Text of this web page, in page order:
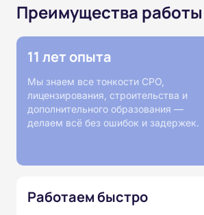
Преимущества
11 лет опыта
Мы знаем все тонкости СРО,
лицензирования, строительства и
дополнительного образования —
делаем всё без ошибок и задержек.
Работаем быстро